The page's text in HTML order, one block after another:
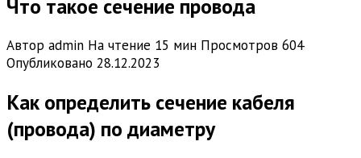
Что такое сечение провода
Автор admin На чтение 15 мин Просмотров 604
Опубликовано 28.12.2023
Как определить сечение кабеля
(провода) по диаметру